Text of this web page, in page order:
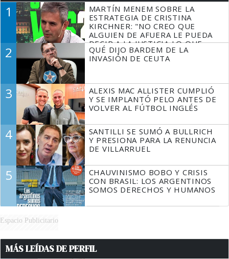
1
MARTÍN MENEM SOBRE LA
ESTRATEGIA DE CRISTINA
KIRCHNER: "NO CREO QUE
ALGUIEN DE AFUERA LE PUEDA
DECIR A LA JUSTICIA LO QUE
TIENE QUE HACER"
2
QUÉ DIJO BARDEM DE LA
INVASIÓN DE CEUTA
3
ALEXIS MAC ALLISTER CUMPLIÓ
Y SE IMPLANTÓ PELO ANTES DE
VOLVER AL FÚTBOL INGLÉS
4
SANTILLI SE SUMÓ A BULLRICH
Y PRESIONA PARA LA RENUNCIA
DE VILLARRUEL
5
CHAUVINISMO BOBO Y CRISIS
CON BRASIL: LOS ARGENTINOS
SOMOS DERECHOS Y HUMANOS
Espacio Publicitario
MÁS LEÍDAS DE PERFIL